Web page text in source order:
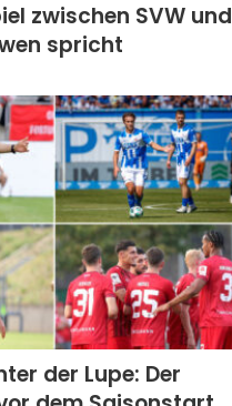
zwischen SVW und
spricht
der Lupe: Der